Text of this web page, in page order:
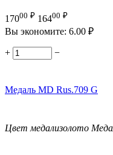
17000 ₽ 16400 ₽
Вы экономите: 6.00 ₽
+ −
Медаль MD Rus.709 G
Цвет медализолото